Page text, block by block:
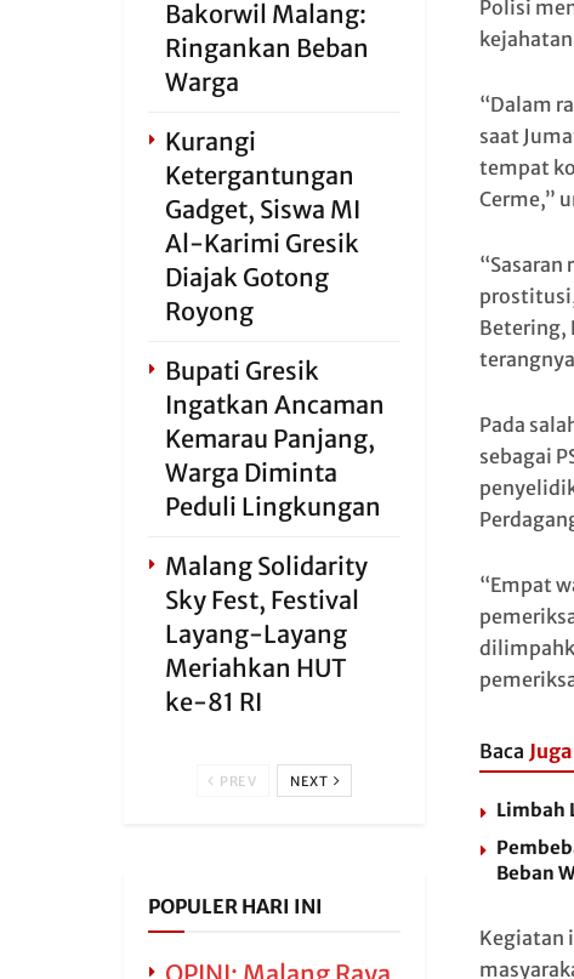
Polisi
“Dalam
saat
tempat
Cerme,”
Betering,
Pada
sebagai
“Empat
Baca Juga
Limbah
Beban
Kegiatan
Bakorwil Malang:
Ringankan Beban
Warga
Kurangi
Ketergantungan
Gadget, Siswa MI
Al-Karimi Gresik
Diajak Gotong
Royong
Bupati Gresik
Ingatkan Ancaman
Kemarau Panjang,
Warga Diminta
Peduli Lingkungan
Malang Solidarity
Sky Fest, Festival
Layang-Layang
Meriahkan HUT
ke-81 RI
PREV NEXT
POPULER HARI INI